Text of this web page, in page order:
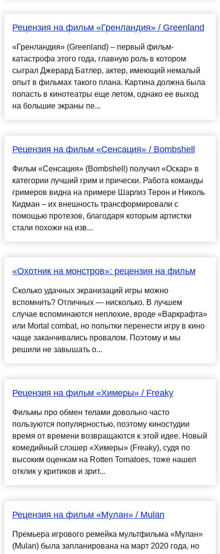
Рецензия на фильм «Гренландия» / Greenland
«Гренландия» (Greenland) – первый фильм-
катастрофа этого года, главную роль в котором
сыграл Джерард Батлер, актер, имеющий немалый
опыт в фильмах такого плана. Картина должна была
попасть в кинотеатры еще летом, однако ее выход
на большие экраны пе...
Рецензия на фильм «Сенсация» / Bombshell
Фильм «Сенсация» (Bombshell) получил «Оскар» в
категории лучший грим и прически. Работа команды
гримеров видна на примере Шарлиз Терон и Николь
Кидман – их внешность трансформировали с
помощью протезов, благодаря которым артистки
стали похожи на изв...
«Охотник на монстров»: рецензия на фильм
Сколько удачных экранизаций игры можно
вспомнить? Отличных — нисколько. В лучшем
случае вспоминаются неплохие, вроде «Варкрафта»
или Mortal combat, но попытки перенести игру в кино
чаще заканчивались провалом. Поэтому и мы
решили не завышать о...
Рецензия на фильм «Химеры» / Freaky
Фильмы про обмен телами довольно часто
пользуются популярностью, поэтому киностудии
время от времени возвращаются к этой идее. Новый
комедийный слэшер «Химеры» (Freaky), судя по
высоким оценкам на Rotten Tomatoes, тоже нашел
отклик у критиков и зрит...
Рецензия на фильм «Мулан» / Mulan
Премьера игрового ремейка мультфильма «Мулан»
(Mulan) была запланирована на март 2020 года, но